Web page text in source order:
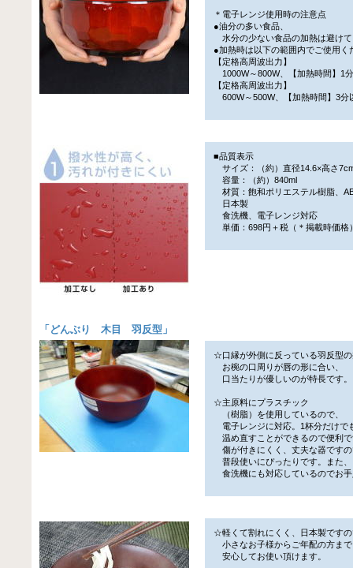
＊電子レンジ使用時の注意点
●油分の多い食品、
水分の少ない食品の加熱は避け
●加熱時は以下の範囲内でご使用く
【定格高周波出力】
1000W～800W、【加熱時間】1
【定格高周波出力】
600W～500W、【加熱時間】3分
■品質表示
サイズ：（約）直径14.6×高さ
容量：（約）840ml
材質：飽和ポリエステル樹脂、
日本製
食洗機、電子レンジ対応
単価：698円＋税（＊掲載時価格
「 どんぶり 木目 羽反型 」
☆口縁が外側に反っている羽反型
お椀の口周りが唇の形に合い、
口当たりが優しいのが特長です。
☆主原料にプラスチック
（樹脂）を使用しているので、
電子レンジに対応。1杯分だけで
温め直すことができるので便利
傷が付きにくく、丈夫な器です
普段使いにぴったりです。また、
食洗機にも対応しているのでお
☆軽くて割れにくく、日本製です
小さなお子様からご年配の方まで
安心してお使い頂けます。